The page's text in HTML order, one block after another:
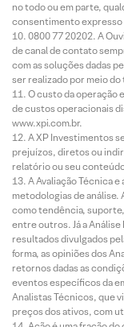
no todo ou em parte,
consentimento expresso
0800 77 20202. A
de canal de contato
com as soluções dadas
ser realizado por meio
O custo da operação
de custos operacionais
www.xpi.com.br.
A XP Investimentos
prejuízos, diretos ou
relatório ou seu
A Avaliação Técnica
metodologias de
como tendência,
entre outros. Já a
resultados divulgados
forma, as opiniões dos
retornos dadas as
eventos específicos da
Analistas Técnicos, que
preços dos ativos, com